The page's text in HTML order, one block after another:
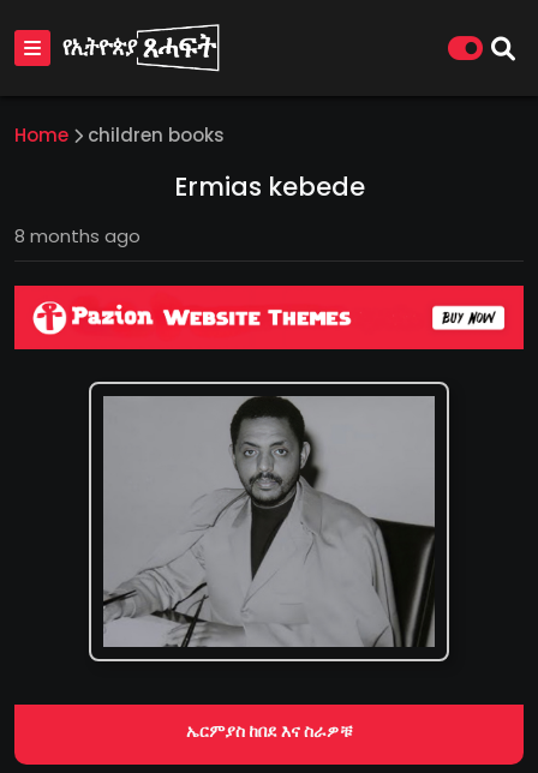
Home children books
Ermias kebede
8 months ago
ኤርምያስ ከበደ እና ስራዎቹ